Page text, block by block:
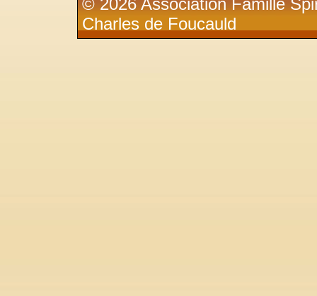
© 2026 Association Famille
Charles de Foucauld